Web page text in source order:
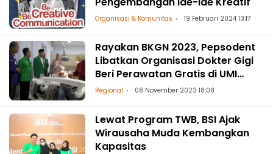
Organisasi & Komunitas 19 Februari 2024 13:17
Rayakan BKGN 2023, Pepsodent
Libatkan Organisasi Dokter Gigi
Beri Perawatan Gratis di UMI
Makassar
Regional 08 November 2023 18:08
Lewat Program TWB, BSI Ajak
Wirausaha Muda Kembangkan
Kapasitas